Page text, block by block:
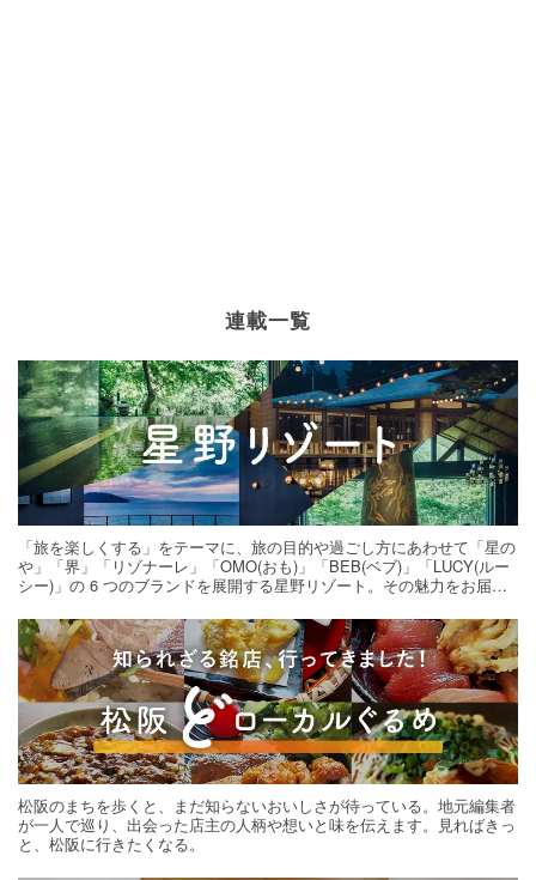
連載一覧
「旅を楽しくする」をテーマに、旅の目的や過ごし方にあわせて「星の
や」「界」「リゾナーレ」「OMO(おも)」「BEB(ベブ)」「LUCY(ルー
シー)」の 6 つのブランドを展開する星野リゾート。その魅力をお届け
松阪のまちを歩くと、まだ知らないおいしさが待っている。地元編集者
が一人で巡り、出会った店主の人柄や想いと味を伝えます。見ればきっ
と、松阪に行きたくなる。